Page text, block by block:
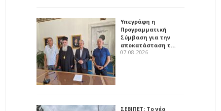
Υπεγράφη η
Προγραμματική
Σύμβαση για την
αποκατάσταση τ…
07-08-2026
ΣΕΒΙΠΕΤ: Το νέο